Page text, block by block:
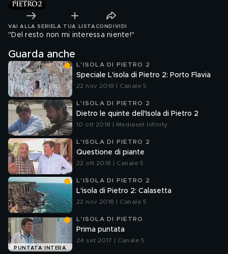
VAI ALLA SERIE LA TUA LISTA CONDIVIDI
"Del resto non mi interessa niente!"
Guarda anche
L'ISOLA DI PIETRO 2
Speciale L'isola di Pietro 2: Porto Flavia
22 nov 2018 | Canale 5
L'ISOLA DI PIETRO 2
Dietro le quinte dell'Isola di Pietro 2
10 ott 2018 | Mediaset Infinity
L'ISOLA DI PIETRO 2
Questione di piante
22 ott 2018 | Canale 5
L'ISOLA DI PIETRO 2
L'isola di Pietro 2: Calasetta
22 nov 2018 | Canale 5
PUNTATA INTERA
L'ISOLA DI PIETRO
Prima puntata
24 set 2017 | Canale 5